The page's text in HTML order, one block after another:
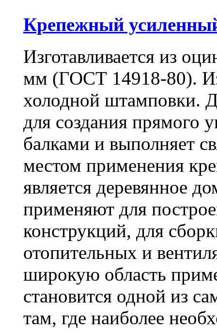
Крепежный
Изготавливается из
мм (ГОСТ 14918-80).
холодной штамповки.
для создания прямого
балками и выполняет
местом применения
является деревянное
применяют для
конструкций, для
отопительных и
широкую область
становится одной из
там, где наиболее